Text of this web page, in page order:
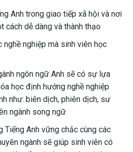
Anh trong giao tiếp xã hội và nơi
cách dễ dàng và thành thạo
nghề nghiệp mà sinh viên học
ngôn ngữ Anh sẽ có sự lựa
học định hướng nghề nghiệp
như: biên dịch, phiên dịch, sư
ngành song ngữ
Tiếng Anh vững chắc cùng các
ngành sẽ giúp sinh viên có